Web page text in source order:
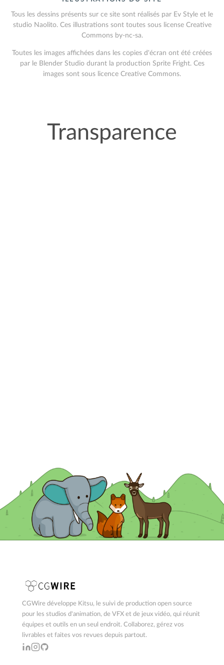
Tous les dessins présents sur ce site sont réalisés par Ev Style et le
studio Naolito. Ces illustrations sont toutes sous license Creative
Commons by-nc-sa.
Toutes les images affichées dans les copies d'écran ont été créées
par le Blender Studio durant la production Sprite Fright. Ces
images sont sous licence Creative Commons.
Transparence
CGWire développe Kitsu, le suivi de production open source
pour les studios d'animation, de VFX et de jeux vidéo, qui réunit
équipes et outils en un seul endroit. Collaborez, gérez vos
livrables et faites vos revues depuis partout.